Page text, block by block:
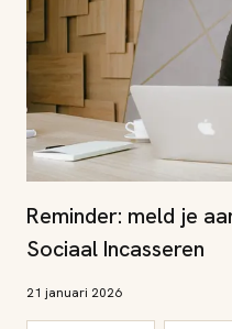
Reminder: meld je
Sociaal Incasseren
21 januari 2026